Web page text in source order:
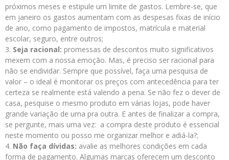
próximos meses e estipule um limite de gastos. Lembre-se, que
em janeiro os gastos aumentam com as despesas fixas de início
de ano, como pagamento de impostos, matrícula e material
escolar, seguro, entre outros;
Seja racional: promessas de descontos muito significativos
mexem com a nossa emoção. Mas, é preciso ser racional para
não se endividar. Sempre que possível, faça uma pesquisa de
valor – o ideal é monitorar os preços com antecedência para ter
certeza se realmente está valendo a pena. Se não fez o dever de
casa, pesquise o mesmo produto em várias lojas, pode haver
grande variação de uma pra outra. E antes de finalizar a compra,
se pergunte, mais uma vez: a compra deste produto é essencial
neste momento ou posso me organizar melhor e adiá-la?;
Não faça dívidas: avalie as melhores condições em cada
forma de pagamento. Algumas marcas oferecem um desconto